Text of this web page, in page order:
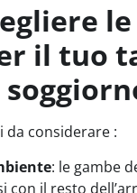
il tuo
da considerare :
: le gambe
con il resto